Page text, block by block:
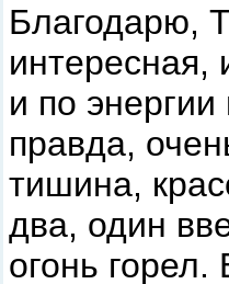
Благодарю,
и по
правда,
тишина,
два, один
огонь